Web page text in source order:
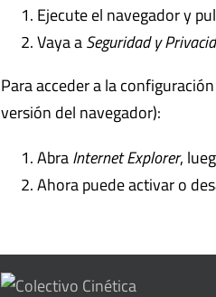
Ejecute el navegador y
Vaya aSeguridad y
Para acceder a la
versión del navegador):
AbraInternet Explorer,
Ahora puede activar o